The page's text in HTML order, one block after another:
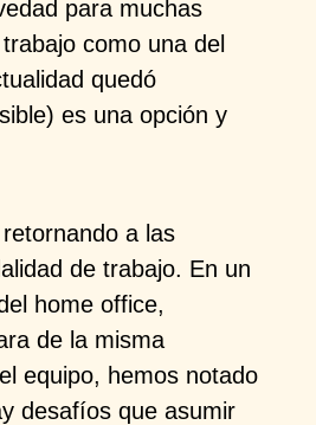
para muchas
como una del
quedó
es una opción y
a las
de trabajo. En un
home office,
de la misma
equipo, hemos notado
desafíos que asumir